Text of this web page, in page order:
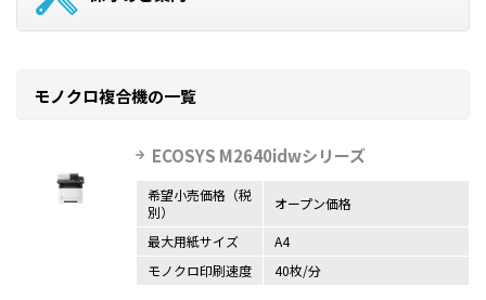
モノクロ複合機の一覧
ECOSYS M2640idwシリーズ
希望小売価格（税
別）
オープン価格
最大用紙サイズ
A4
モノクロ印刷速度
40枚/分